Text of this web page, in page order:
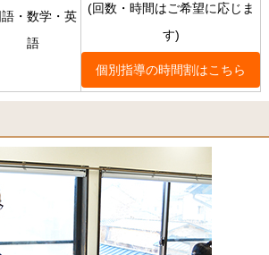
語・数学・英
語
(回数・時間はご希望に応じま
す)
個別指導の時間割はこちら